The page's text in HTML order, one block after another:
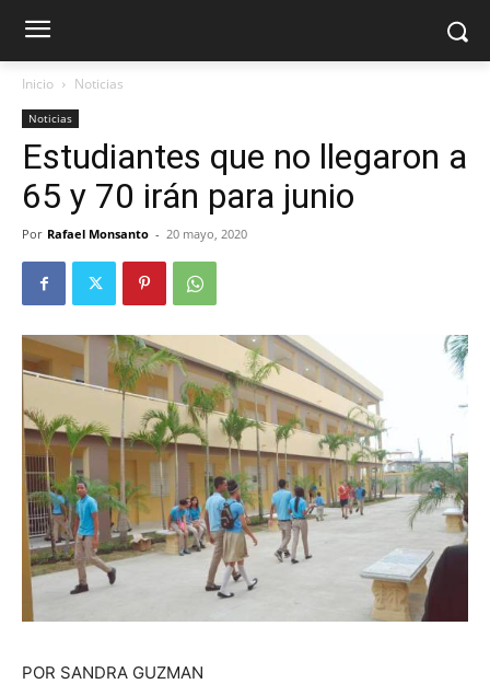
Inicio Noticias
Noticias
Estudiantes que no llegaron a
65 y 70 irán para junio
Por Rafael Monsanto - 20 mayo, 2020
POR SANDRA GUZMAN